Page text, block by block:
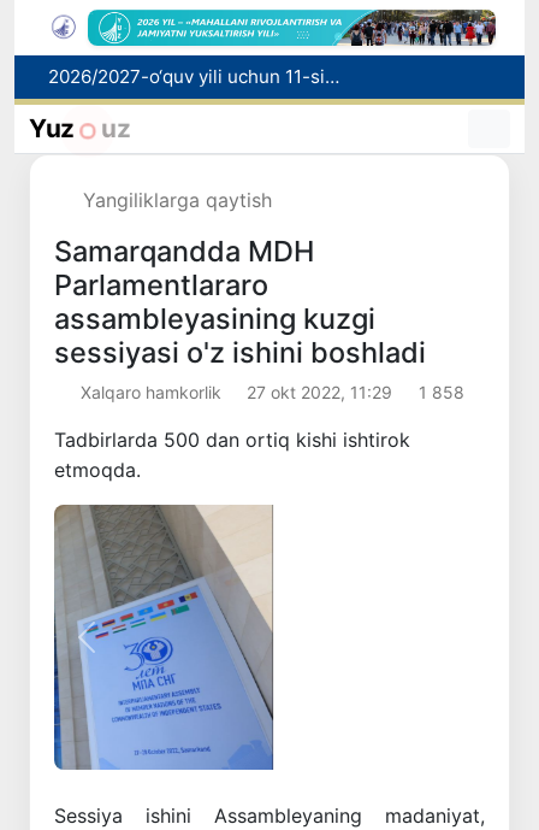
2026/2027-o‘quv yili uchun 11-sinf bitiruvchilarini texnikumlarga qabul qilish boshlandi
Nafaqaga chiqarib berishni va’da qilgan bosh mutaxassis ushlandi
Raqobat qo‘mitasi biologik faol qo‘shimchalar reklamasi bo‘yicha ogohlantirdi
Yuz uz
Yangiliklarga qaytish
Samarqandda MDH
Parlamentlararo
assambleyasining kuzgi
sessiyasi o'z ishini boshladi
Xalqaro hamkorlik 27 okt 2022, 11:29 1 858
Tadbirlarda 500 dan ortiq kishi ishtirok
etmoqda.
Oldingi
Sessiya ishini Assambleyaning madaniyat,